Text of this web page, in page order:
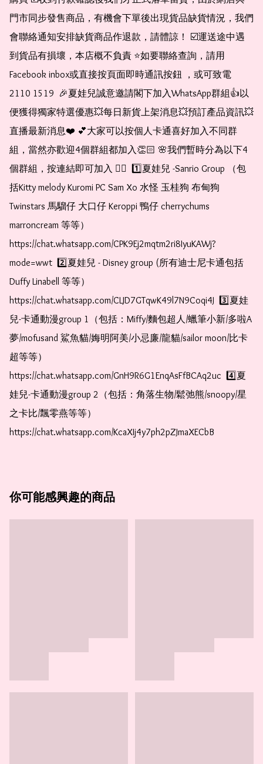
門市同步發售商品，有機會下單後出現貨品缺貨情況，我們
會聯絡通知安排缺貨商品作退款，請體諒！ ☑️運送途中遇
到貨品有損壞，本店概不負責 ⭐️如要聯絡查詢，請用
Facebook inbox或直接按頁面即時通訊按鈕 ，或可致電
2110 1519  🎉夏娃兒誠意邀請閣下加入WhatsApp群組👍以
便獲得獨家特選優惠💥每日新貨上架消息💥預訂產品資訊💥
直播最新消息❤️ 💕大家可以按個人卡通喜好加入不同群
組，當然亦歡迎4個群組都加入👏🏻 🌸我們暫時分為以下4
個群組，按連結即可加入 👇🏻  1️⃣夏娃兒 -Sanrio Group （包
括Kitty melody Kuromi PC Sam Xo 水怪 玉桂狗 布甸狗
Twinstars 馬騮仔 大口仔 Keroppi 鴨仔 cherrychums
marroncream 等等）
https://chat.whatsapp.com/CPK9Ej2mqtm2ri8IyuKAWj?
mode=wwt  2️⃣夏娃兒 - Disney group (所有迪士尼卡通包括
Duffy Linabell 等等）
https://chat.whatsapp.com/CLJD7GTqwK49l7N9Coqi4J  3️⃣夏娃
兒-卡通動漫group 1（包括：Miffy/麵包超人/蠟筆小新/多啦A
夢/mofusand 鯊魚貓/娒明阿美/小忌廉/龍貓/sailor moon/比卡
超等等）
https://chat.whatsapp.com/GnH9R6G1EnqAsFfBCAq2uc  4️⃣夏
娃兒-卡通動漫group 2（包括：角落生物/鬆弛熊/snoopy/星
之卡比/飄零燕等等）
https://chat.whatsapp.com/KcaXIj4y7ph2pZJmaXECbB
你可能感興趣的商品